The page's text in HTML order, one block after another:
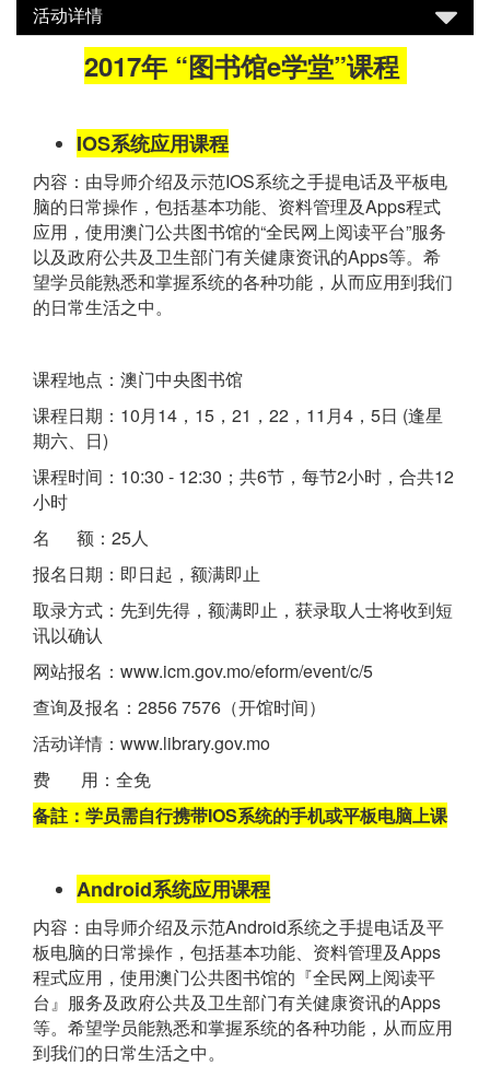
活动详情
2017年 “图书馆e学堂”课程
IOS系统应用课程
内容：由导师介绍及示范IOS系统之手提电话及平板电
脑的日常操作，包括基本功能、资料管理及Apps程式
应用，使用澳门公共图书馆的“全民网上阅读平台”服务
以及政府公共及卫生部门有关健康资讯的Apps等。希
望学员能熟悉和掌握系统的各种功能，从而应用到我们
的日常生活之中。
课程地点：澳门中央图书馆
课程日期：10月14，15，21，22，11月4，5日 (逢星
期六、日)
课程时间：10:30 - 12:30；共6节，每节2小时，合共12
小时
名 额：25人
报名日期：即日起，额满即止
取录方式：先到先得，额满即止，获录取人士将收到短
讯以确认
网站报名：www.icm.gov.mo/eform/event/c/5
查询及报名：2856 7576（开馆时间）
活动详情：www.library.gov.mo
费 用：全免
备註：学员需自行携带IOS系统的手机或平板电脑上课
Android系统应用课程
内容：由导师介绍及示范Android系统之手提电话及平
板电脑的日常操作，包括基本功能、资料管理及Apps
程式应用，使用澳门公共图书馆的『全民网上阅读平
台』服务及政府公共及卫生部门有关健康资讯的Apps
等。希望学员能熟悉和掌握系统的各种功能，从而应用
到我们的日常生活之中。